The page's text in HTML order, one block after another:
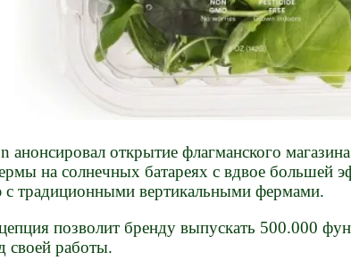
анонсировал открытие флагманского
на солнечных батареях с вдвое большей
с традиционными вертикальными фермами.
позволит бренду выпускать 500.000
своей работы.